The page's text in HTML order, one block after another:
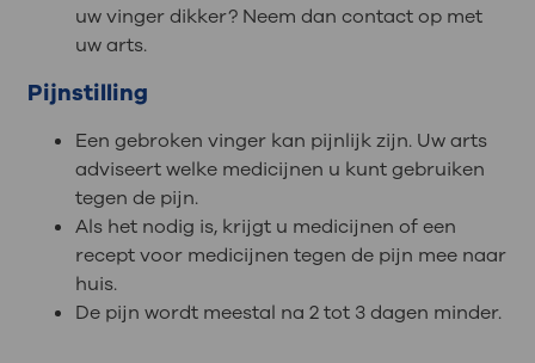
uw vinger dikker? Neem dan contact op met
uw arts.
Pijnstilling
Een gebroken vinger kan pijnlijk zijn. Uw arts
adviseert welke medicijnen u kunt gebruiken
tegen de pijn.
Als het nodig is, krijgt u medicijnen of een
recept voor medicijnen tegen de pijn mee naar
huis.
De pijn wordt meestal na 2 tot 3 dagen minder.